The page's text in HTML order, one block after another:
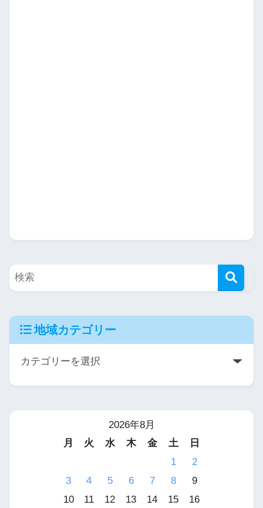
地域カテゴリー
2026年8月
月
火 水 木 金 土
日
1
2
3
4 5 6 7 8
9
10
11 12 13 14 15
16